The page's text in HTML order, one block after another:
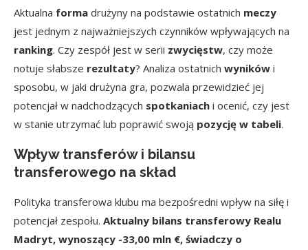
Aktualna forma drużyny na podstawie ostatnich meczy
jest jednym z najważniejszych czynników wpływających na
ranking. Czy zespół jest w serii zwycięstw, czy może
notuje słabsze rezultaty? Analiza ostatnich wyników i
sposobu, w jaki drużyna gra, pozwala przewidzieć jej
potencjał w nadchodzących spotkaniach i ocenić, czy jest
w stanie utrzymać lub poprawić swoją pozycję w tabeli.
Wpływ transferów i bilansu
transferowego na skład
Polityka transferowa klubu ma bezpośredni wpływ na siłę i
potencjał zespołu. Aktualny bilans transferowy Realu
Madryt, wynoszący -33,00 mln €, świadczy o